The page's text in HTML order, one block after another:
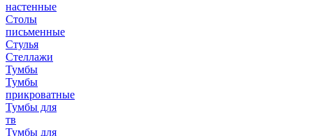
настенные
Столы
письменные
Стулья
Стеллажи
Тумбы
Тумбы
прикроватные
Тумбы для
тв
Тумбы для